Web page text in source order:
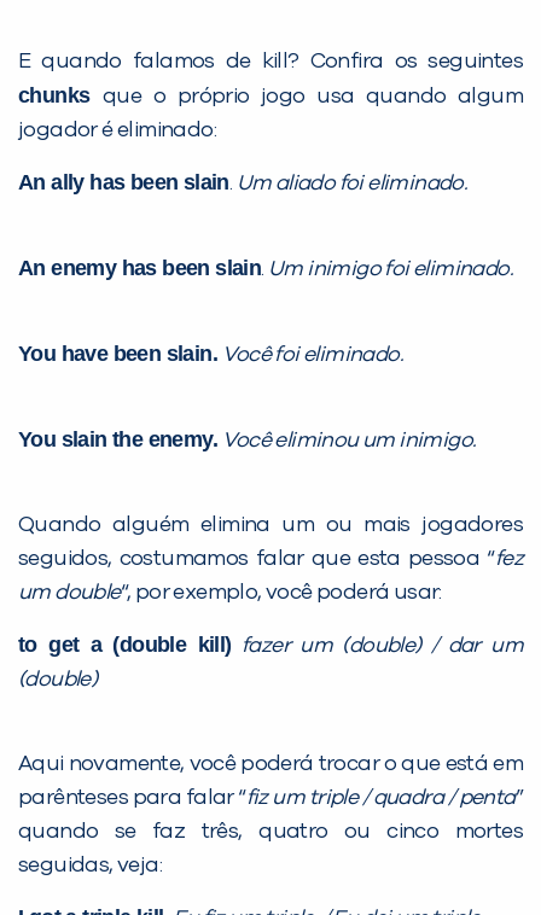
E quando falamos de kill? Confira os seguintes
chunks que o próprio jogo usa quando algum
jogador é eliminado:
An ally has been slain. Um aliado foi eliminado.
An enemy has been slain. Um inimigo foi eliminado.
You have been slain. Você foi eliminado.
You slain the enemy. Você eliminou um inimigo.
Quando alguém elimina um ou mais jogadores
seguidos, costumamos falar que esta pessoa “fez
um double“, por exemplo, você poderá usar:
to get a (double kill)
fazer um (double) / dar um
(double)
Aqui novamente, você poderá trocar o que está em
parênteses para falar “fiz um triple / quadra / penta”
quando se faz três, quatro ou cinco mortes
seguidas, veja: